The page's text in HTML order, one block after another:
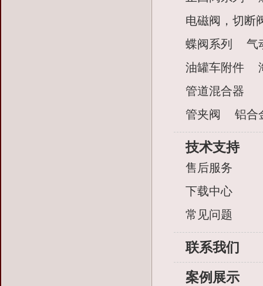
电磁阀，切断
蝶阀系列
气
油罐车附件
管道混合器
管夹阀
铝合
技术支持
售后服务
下载中心
常见问题
联系我们
案例展示